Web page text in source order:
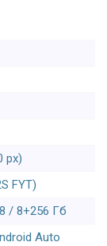
px)
FYT)
/ 8+256 Гб
Auto